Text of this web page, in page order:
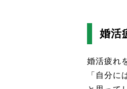
婚活
婚活疲れ
「自分に